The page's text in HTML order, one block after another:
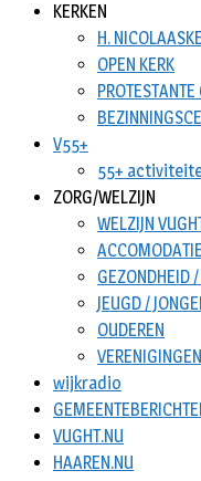
KERKEN
H.
OPEN KERK
V55+
55+
ZORG/WELZIJN
WELZIJN
GEZONDHEID
JEUGD /
OUDEREN
wijkradio
VUGHT.NU
HAAREN.NU